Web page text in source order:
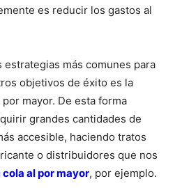
es reducir los gastos al
estrategias más comunes para
objetivos de éxito es la
mayor. De esta forma
grandes cantidades de
accesible, haciendo tratos
o distribuidores que nos
al por mayor, por ejemplo.